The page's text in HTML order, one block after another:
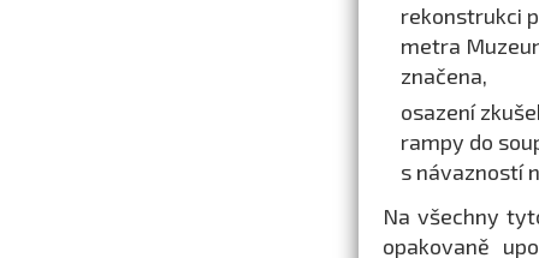
rekonstrukci
metra
značena,
osazení
rampy do
s návazností
Na všechny
opakovaně